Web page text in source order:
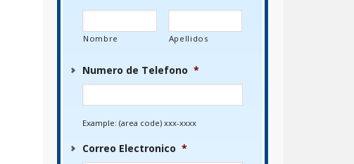
Nombre Apellidos
Numero de Telefono *
Example: (area code) xxx-xxxx
Correo Electronico *